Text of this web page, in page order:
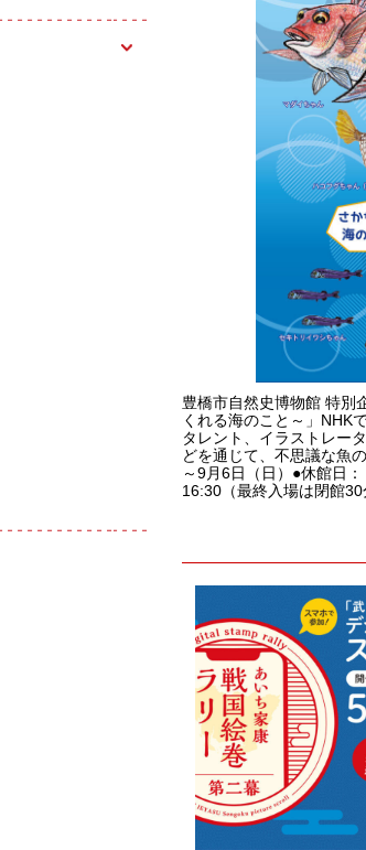
豊橋市自然史博物館 特
くれる海のこと～」NHK
タレント、イラストレー
どを通じて、不思議な魚
～9月6日（日）●休館日
16:30（最終入場は閉館